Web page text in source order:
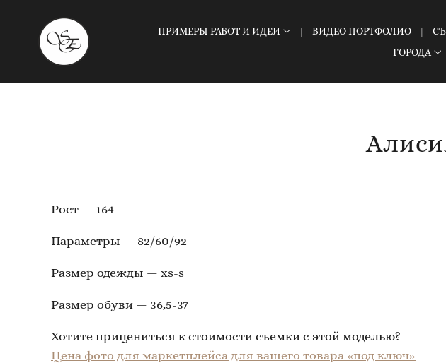
ПРИМЕРЫ РАБОТ И ИДЕИ ВИДЕО ПОРТФОЛИО
ГОРОДА
Рост — 164
Параметры — 82/60/92
Размер одежды — xs-s
Размер обуви — 36,5-37
Хотите прицениться к стоимости съемки с этой моделью?
Цена фото для маркетплейса для вашего товара «под ключ»